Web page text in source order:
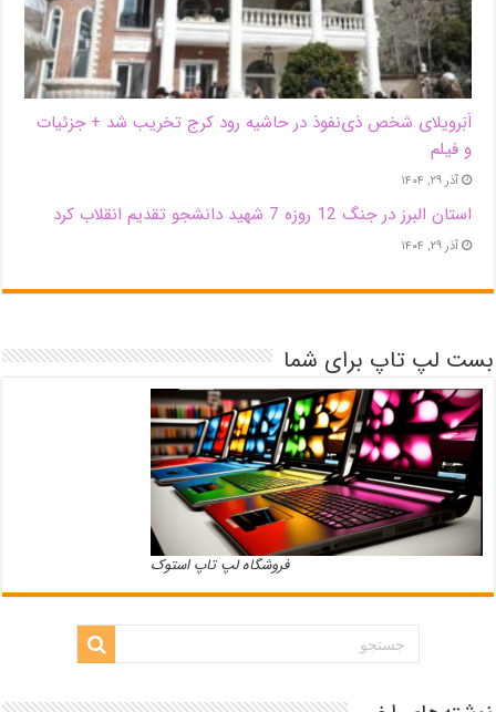
اَبَر‌ویلای شخص ذی‌نفوذ در حاشیه‌ رود کرج تخریب شد + جزئیات
و فیلم
آذر ۲۹, ۱۴۰۴
استان البرز در جنگ 12 روزه 7 شهید دانشجو تقدیم انقلاب کرد
آذر ۲۹, ۱۴۰۴
بست لپ تاپ برای شما
فروشگاه لپ تاپ استوک